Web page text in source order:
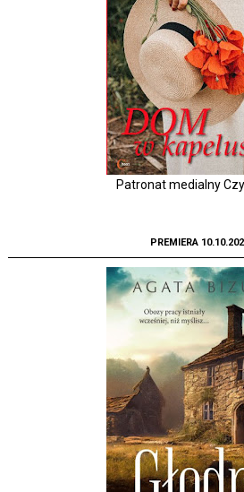
Patronat medialny
PREMIERA